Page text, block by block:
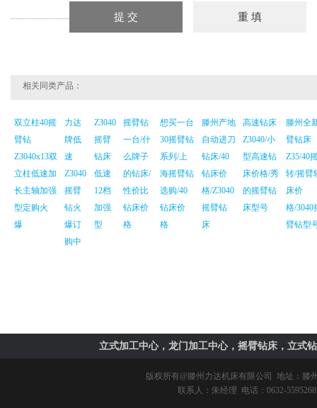
相关同类产品：
双立柱40摇
臂钻
Z3040x13双
立柱低速加
长主轴加强
型定购火
爆
力达
牌低
速
Z3040
摇臂
钻火
爆订
购中
Z3040
摇臂
钻床
低速
12档
加强
型
摇臂钻
一台/什
么牌子
的钻床/
性价比
钻床价
格
想买一台
30摇臂钻
系列/上
海摇臂钻
选购/40
钻床价
格
滕州产地
自动进刀
钻床/40
钻床价
格/Z3040
摇臂钻
床
高速钻床
Z3040/小
型高速钻
床价格/秀
的摇臂钻
床型号
滕州全
臂钻床
Z35/40
转/摇臂
床价
格/3040
臂钻型
立式加工中心，龙门加工中心，摇臂钻床，立式
版权所有@滕州力达机床有限公司
地址：滕
联系人：朱经理 电话：0632-